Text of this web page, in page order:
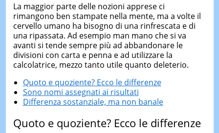
La maggior parte delle nozioni apprese ci
rimangono ben stampate nella mente, ma a volte il
cervello umano ha bisogno di una rinfrescata e di
una ripassata. Ad esempio man mano che si va
avanti si tende sempre più ad abbandonare le
divisioni con carta e penna e ad utilizzare la
calcolatrice, mezzo tanto utile quanto deleterio.
Quoto e quoziente? Ecco le differenze
Sono nomi assegnati ai risultati
Differenza sostanziale, ma non banale
Quoto e quoziente? Ecco le differenze